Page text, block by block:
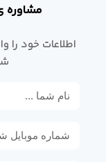
مشاوره
اطلاعات خود را